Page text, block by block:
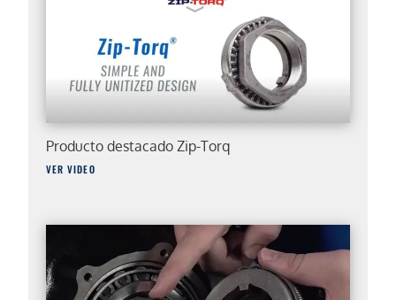
Producto destacado Zip-Torq
VER VIDEO